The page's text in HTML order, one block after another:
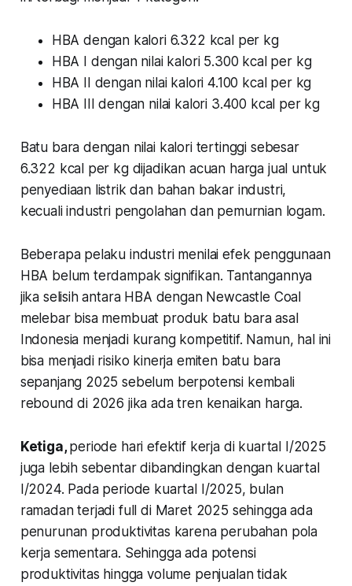
HBA dengan kalori 6.322 kcal per kg
HBA I dengan nilai kalori 5.300 kcal per kg
HBA II dengan nilai kalori 4.100 kcal per kg
HBA III dengan nilai kalori 3.400 kcal per kg
Batu bara dengan nilai kalori tertinggi sebesar
6.322 kcal per kg dijadikan acuan harga jual untuk
penyediaan listrik dan bahan bakar industri,
kecuali industri pengolahan dan pemurnian logam.
Beberapa pelaku industri menilai efek penggunaan
HBA belum terdampak signifikan. Tantangannya
jika selisih antara HBA dengan Newcastle Coal
melebar bisa membuat produk batu bara asal
Indonesia menjadi kurang kompetitif. Namun, hal ini
bisa menjadi risiko kinerja emiten batu bara
sepanjang 2025 sebelum berpotensi kembali
rebound di 2026 jika ada tren kenaikan harga.
Ketiga,periode hari efektif kerja di kuartal I/2025
juga lebih sebentar dibandingkan dengan kuartal
I/2024. Pada periode kuartal I/2025, bulan
ramadan terjadi full di Maret 2025 sehingga ada
penurunan produktivitas karena perubahan pola
kerja sementara. Sehingga ada potensi
produktivitas hingga volume penjualan tidak